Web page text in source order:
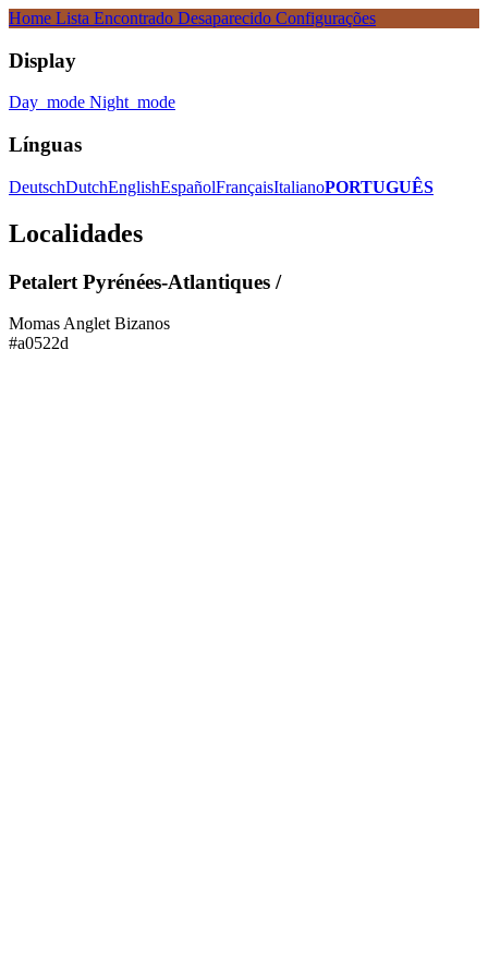
Home Lista Encontrado Desaparecido Configurações
Display
Day_mode Night_mode
Línguas
DeutschDutchEnglishEspañolFrançaisItalianoPORTUGUÊS
Localidades
Petalert Pyrénées-Atlantiques /
MomasAnglet Bizanos
#a0522d